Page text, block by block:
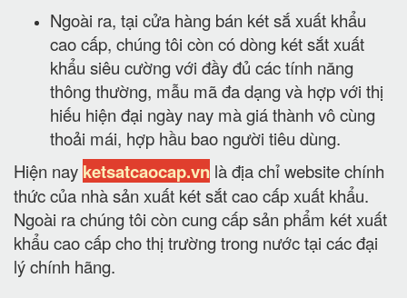
Ngoài ra, tại cửa hàng bán két sắ xuất khẩu
cao cấp, chúng tôi còn có dòng két sắt xuất
khẩu siêu cường với đầy đủ các tính năng
thông thường, mẫu mã đa dạng và hợp với thị
hiếu hiện đại ngày nay mà giá thành vô cùng
thoải mái, hợp hầu bao người tiêu dùng.
Hiện nay ketsatcaocap.vn là địa chỉ website chính
thức của nhà sản xuất két sắt cao cấp xuất khẩu.
Ngoài ra chúng tôi còn cung cấp sản phẩm két xuất
khẩu cao cấp cho thị trường trong nước tại các đại
lý chính hãng.